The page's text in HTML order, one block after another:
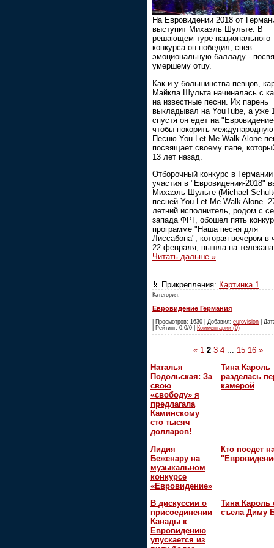
На Евровидении 2018 от
выступит Михаэль Шульте. В
решающем туре национального
конкурса он победил, спев
эмоциональную балладу -
умершему отцу.
Как и у большинства певцов,
Майкла Шульта начиналась с
на известные песни. Их парень
выкладывал на YouTube, а уже
спустя он едет на
чтобы покорить
Песню You Let Me Walk Alone
посвящает своему папе,
13 лет назад.
Отборочный конкурс в
участия в "Евровидении-2018"
Михаэль Шульте (Michael
песней You Let Me Walk Alone.
летний исполнитель, родом с
запада ФРГ, обошел пять
программе "Наша песня для
Лиссабона", которая вечером в
22 февраля, вышла на
Читать дальше »
Прикрепления: Картинка 1
Категория:
Евровидение Германия
| Просмотров: 1630 | Добавил: eurovision |
| Рейтинг: 0.0/0 | Комментарии (0)
« 1 2 3 4 ... 15 16 »
Наталья
Подольская: За
свою
«свободу» я
предлагала
Каминскому
сто тысяч
долларов!
Тина Кароль
разделась
камерой
Лидия
Беженару на
музыкальном
конкурсе
«Евровидение»
Кто поедет
В дискуссии о
присоединении
Канады к
Евровидению
упускается из
Тина Кароль
съела Диму